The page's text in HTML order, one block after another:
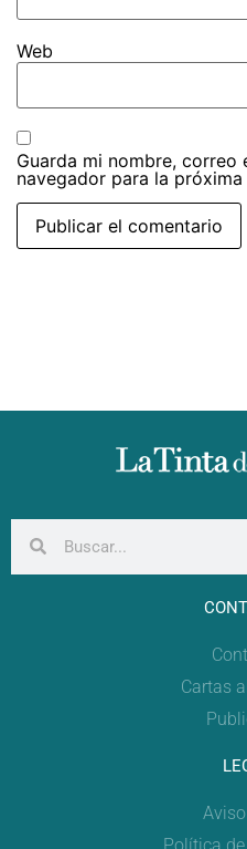
Web
Guarda mi nombre,
navegador para la
Cartas
Política